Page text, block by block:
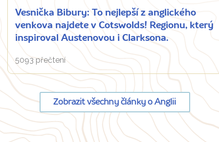
Vesnička Bibury: To nejlepší z anglického
venkova najdete v Cotswolds! Regionu, který
inspiroval Austenovou i Clarksona.
5093 přečtení
Zobrazit všechny články o Anglii